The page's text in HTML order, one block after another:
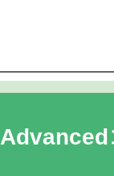
Advanced